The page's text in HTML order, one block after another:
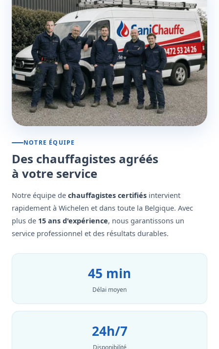
NOTRE ÉQUIPE
Des chauffagistes agréés
à votre service
Notre équipe de chauffagistes certifiés intervient
rapidement à Wichelen et dans toute la Belgique. Avec
plus de 15 ans d'expérience, nous garantissons un
service professionnel et des résultats durables.
45 min
Délai moyen
24h/7
Disponibilité